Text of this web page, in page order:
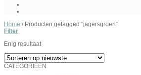
Home /Producten getagged “jagersgroen”
Filter
Enig resultaat
CATEGORIEEN